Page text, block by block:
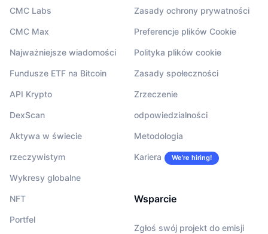
CMC Labs
CMC Max
Najważniejsze wiadomości
Fundusze ETF na Bitcoin
API Krypto
DexScan
Aktywa w świecie
rzeczywistym
Wykresy globalne
NFT
Portfel
Zasady ochrony prywatności
Preferencje plików Cookie
Polityka plików cookie
Zasady społeczności
Zrzeczenie
odpowiedzialności
Metodologia
Kariera We’re hiring!
Wsparcie
Zgłoś swój projekt do emisji